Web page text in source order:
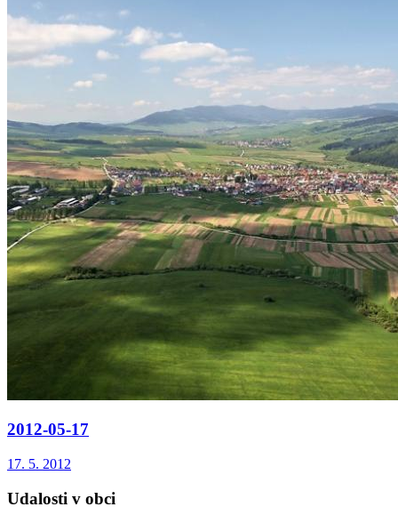
2012-05-17
17. 5. 2012
Udalosti v obci